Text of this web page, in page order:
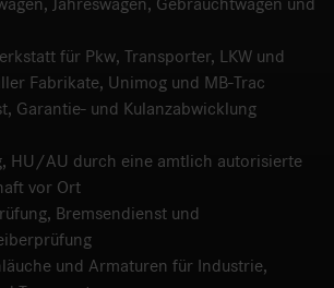
für Pkw, Transporter, LKW und
Fabrikate, Unimog und MB-Trac
Garantie- und Kulanzabwicklung
HU/AU durch eine amtlich autorisierte
vor Ort
Bremsendienst und
und Armaturen für Industrie,